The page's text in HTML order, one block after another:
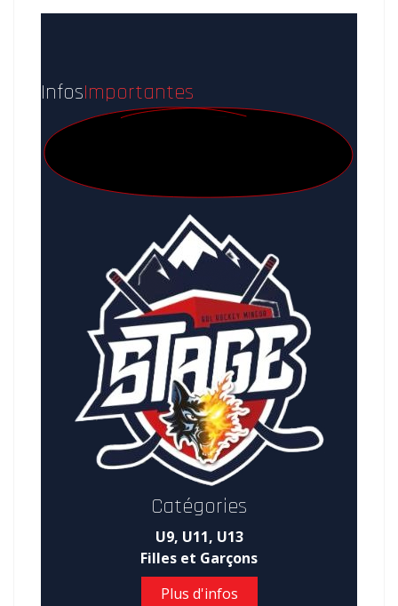
InfosImportantes
Catégories
U9, U11, U13
Filles et Garçons
Plus d'infos